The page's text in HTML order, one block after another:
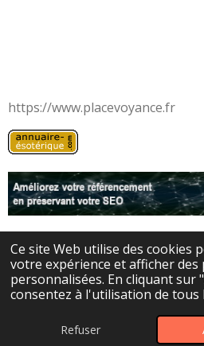
Ce site Web utilise des cookies
votre expérience et afficher des
personnalisées. En cliquant sur
consentez à l'utilisation de tous
Refuser
https://www.placevoyance.fr
© 2024 - 2026 Les portes de
Propulsé parWebador
E-mail